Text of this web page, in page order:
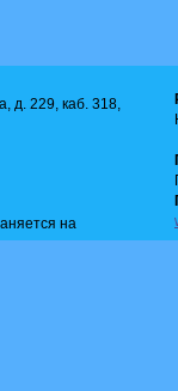
д. 229, каб. 318,
на